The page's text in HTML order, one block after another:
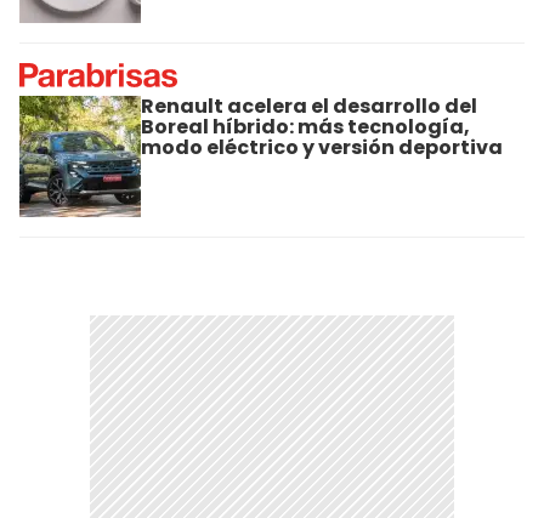
Renault acelera el desarrollo del
Boreal híbrido: más tecnología,
modo eléctrico y versión deportiva